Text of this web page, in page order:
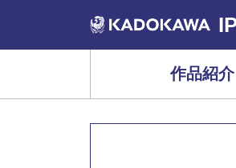
作品紹介